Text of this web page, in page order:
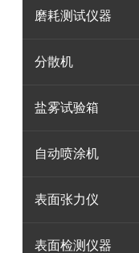
磨耗测试仪器
分散机
盐雾试验箱
自动喷涂机
表面张力仪
表面检测仪器